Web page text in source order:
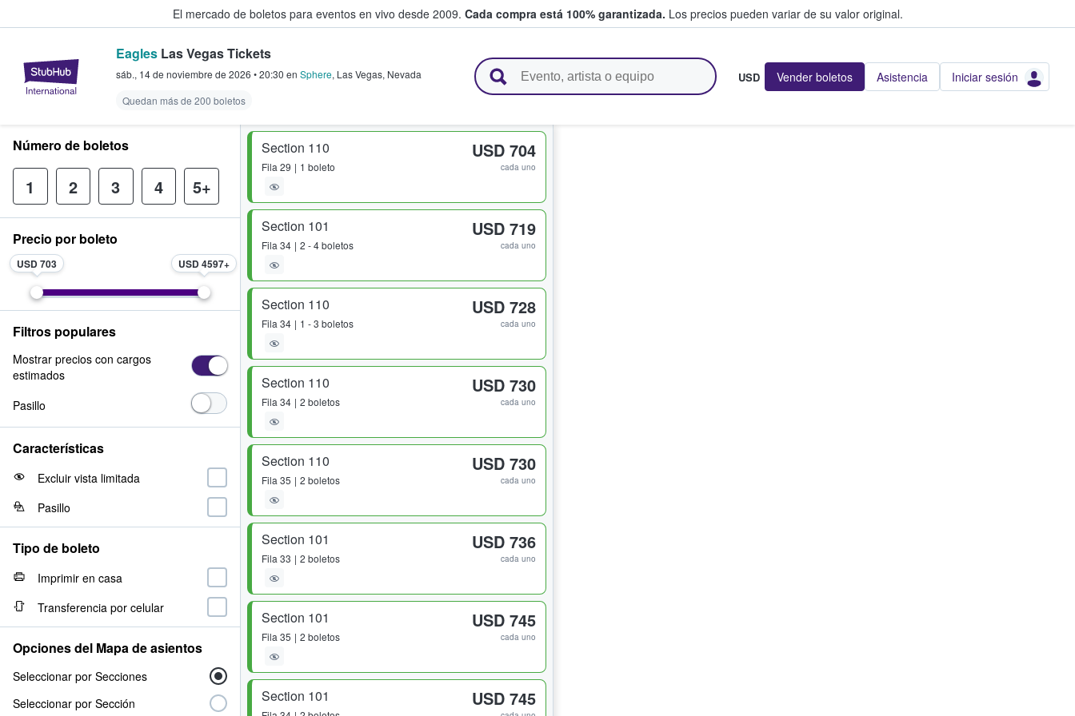
El mercado de boletos para eventos en vivo desde 2009. Cada compra está 100% garantizada. Los precios pueden variar de su valor original.
StubHub: donde los fans compran y venden boletos
Eagles Las Vegas Tickets
sáb., 14 de noviembre de 2026 •20:30 en Sphere, Las Vegas, Nevada
Quedan más de 200 boletos
USD Vender boletos Asistencia Iniciar sesión
Section 110
Fila 29 1 boleto
USD 704
cada uno
Section 101
Fila 34 2 - 4 boletos
USD 719
cada uno
Section 110
Fila 34 1 - 3 boletos
USD 728
cada uno
Section 110
Fila 34 2 boletos
USD 730
cada uno
Section 110
Fila 35 2 boletos
USD 730
cada uno
Section 101
Fila 33 2 boletos
USD 736
cada uno
Section 101
Fila 35 2 boletos
USD 745
cada uno
Section 101 USD 745
Número de boletos
1 2 3 4 5+
Precio por boleto
USD 703 USD 4597
Filtros populares
Mostrar precios con cargos
estimados
Pasillo
Características
Excluir vista limitada
Pasillo
Tipo de boleto
Imprimir en casa
Transferencia por celular
Opciones del Mapa de asientos
Seleccionar por Secciones
Seleccionar por Sección